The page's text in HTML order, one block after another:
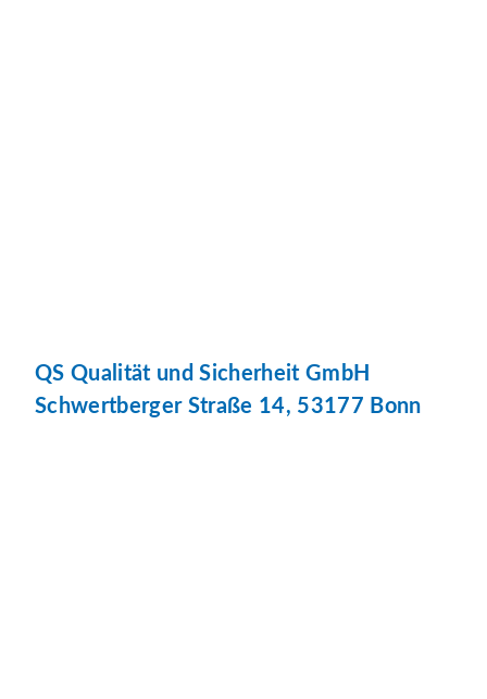
QS Qualität und Sicherheit GmbH
Schwertberger Straße 14, 53177 Bonn